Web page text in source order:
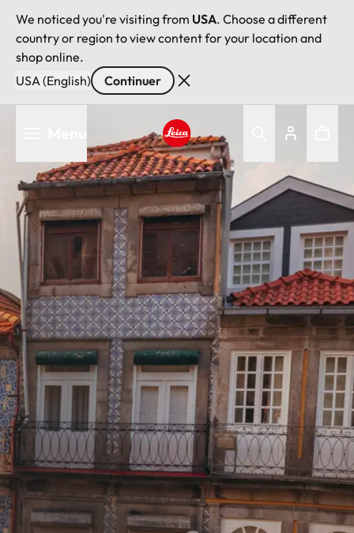
We noticed you're visiting from USA. Choose a different
country or region to view content for your location and
shop online.
USA (English)
Continuer
principal
Leica logo - Home